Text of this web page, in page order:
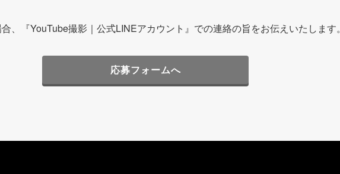
、『YouTube撮影｜公式LINEアカウント』での連絡の旨をお伝えいたします。
応募フォームへ